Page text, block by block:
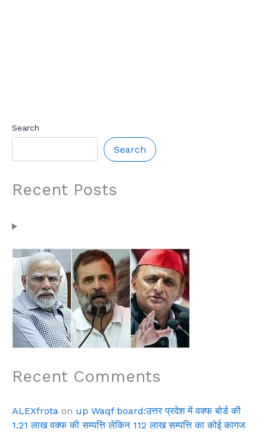
Search
Search
Recent Posts
Recent Comments
ALEXfrota on up Waqf board:उत्तर प्रदेश में वक्फ बोर्ड की
1.21 लाख वक्फ की सम्पत्ति लेकिन 112 लाख सम्पत्ति का कोई कागज